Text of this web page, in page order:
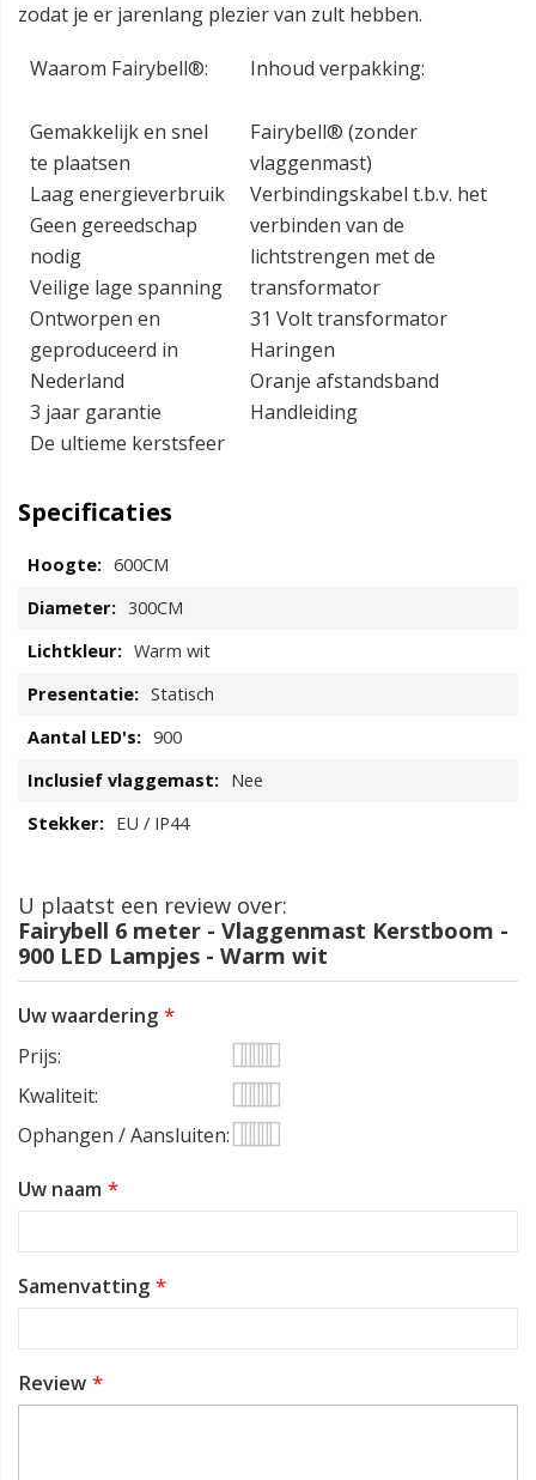
zodat je er jarenlang plezier van zult hebben.
Waarom Fairybell®: Inhoud verpakking:
Gemakkelijk en snel
te plaatsen
Laag energieverbruik
Geen gereedschap
nodig
Veilige lage spanning
Ontworpen en
geproduceerd in
Nederland
3 jaar garantie
De ultieme kerstsfeer
Fairybell® (zonder
vlaggenmast)
Verbindingskabel t.b.v. het
verbinden van de
lichtstrengen met de
transformator
31 Volt transformator
Haringen
Oranje afstandsband
Handleiding
Specificaties
600CM
300CM
Warm wit
Statisch
900
Nee
EU / IP44
U plaatst een review over:
Fairybell 6 meter - Vlaggenmast Kerstboom -
900 LED Lampjes - Warm wit
Uw waardering
Prijs
1
star
2
stars
3
stars
4
stars
5
stars
Kwaliteit
1
2
3
4
5
Ophangen / Aansluiten
Uw naam
Samenvatting
Review